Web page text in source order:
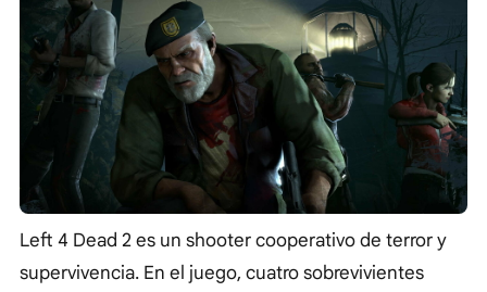
Left 4 Dead 2 es un shooter cooperativo de terror y
supervivencia. En el juego, cuatro sobrevivientes